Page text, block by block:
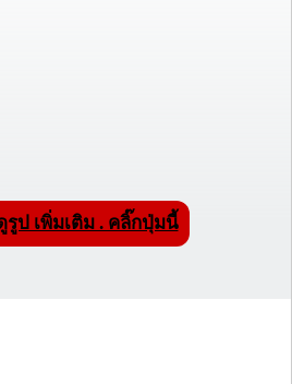
ป เพิ่มเติม . คลิ๊กปุ่มนี้